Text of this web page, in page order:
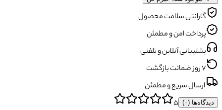
گارانتی سلامت محصول
پرداخت امن و مطمئن
پشتیبانی آنلاین و تلفنی
۷ روز ضمانت بازگشت
ارسال سریع و مطمئن
دیدگاه‌ها (۰) ۵